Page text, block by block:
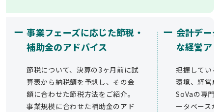
ー 事業フェーズに応じた節税・
補助金のアドバイス
節税について、決算の3ヶ月前に試
算表から納税額を予想し、その金
額に合わせた節税方法をご紹介。
事業規模に合わせた補助金のアド
ー 会計デー
な経営ア
把握してい
環境、経営
SoVaの専門
ータベース